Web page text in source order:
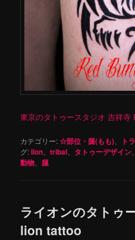
東京のタトゥースタジオ 吉祥寺
カテゴリー:☆部位・腿(もも) ト
グ:lion 、tribal タトゥーデザイン
動物 腿
ライオンのタトゥ
lion tattoo